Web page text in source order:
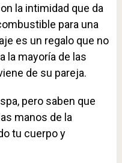
la intimidad que da
para una
es un regalo que no
la mayoría de las
de su pareja.
pero saben que
manos de la
tu cuerpo y